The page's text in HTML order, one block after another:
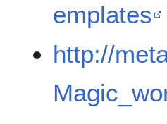
emplates
http://